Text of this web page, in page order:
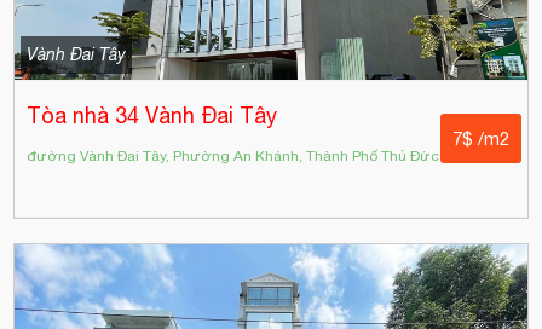
Vành Đai Tây
Tòa nhà 34 Vành Đai Tây
đường Vành Đai Tây, Phường An Khánh, Thành Phố Thủ Đức
7$ /m2